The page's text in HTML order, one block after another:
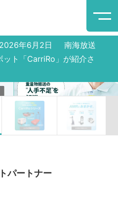
2026年6月2日
南海放送
ト「CarriRo」が紹介さ
パートナー